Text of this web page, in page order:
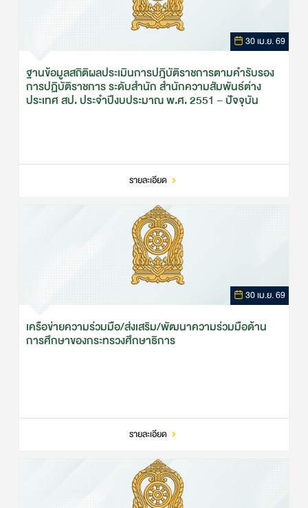
30 เม.ย. 69
ฐานข้อมูลสถิติผลประเมินการปฎิบัติราชการตามคำรับรอง
การปฏิบัติราชการ ระดับสำนัก สำนักความสัมพันธ์ต่าง
ประเทศ สป. ประจำปีงบประมาณ พ.ศ. 2551 – ปัจจุบัน
รายละเอียด
30 เม.ย. 69
เครือข่ายความร่วมมือ/ส่งเสริม/พัฒนาความร่วมมือด้าน
การศึกษาของกระทรวงศึกษาธิการ
รายละเอียด